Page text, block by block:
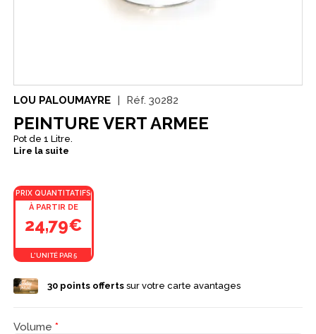
LOU PALOUMAYRE Réf. 30282
PEINTURE VERT ARMEE
Pot de 1 Litre.
Lire la suite
PRIX QUANTITATIFS
À PARTIR DE
24,79€
L'UNITÉ PAR 5
30points offertssur votre carte avantages
Volume